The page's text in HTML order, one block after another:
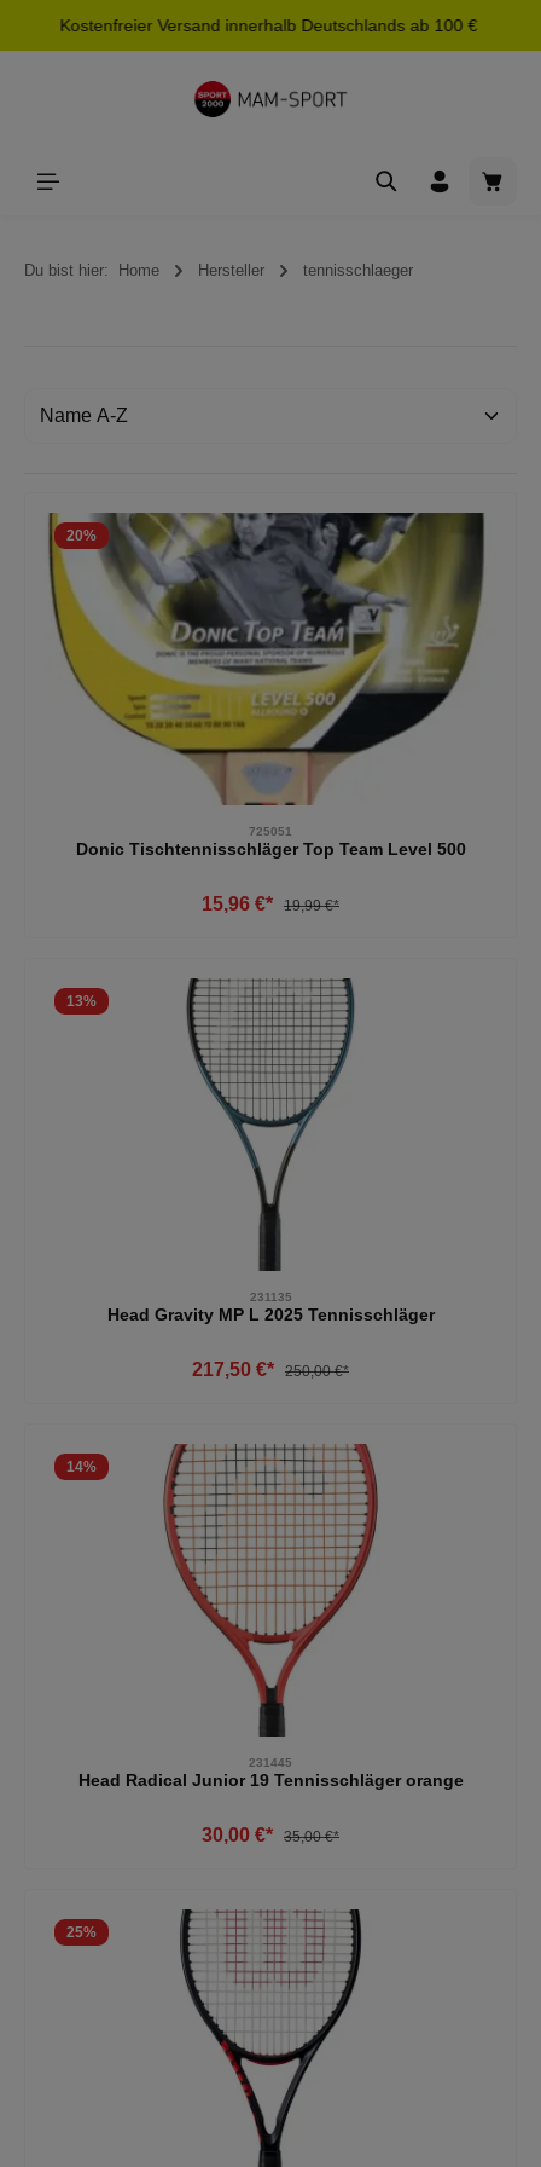
springen
Kostenfreier Versand innerhalb Deutschlands ab 100 €
Du bist hier: Home Hersteller tennisschlaeger
20%
725051
Donic Tischtennisschläger Top Team Level 500
15,96 €* 19,99 €*
13%
231135
Head Gravity MP L 2025 Tennisschläger
217,50 €* 250,00 €*
14%
231445
Head Radical Junior 19 Tennisschläger orange
30,00 €* 35,00 €*
25%